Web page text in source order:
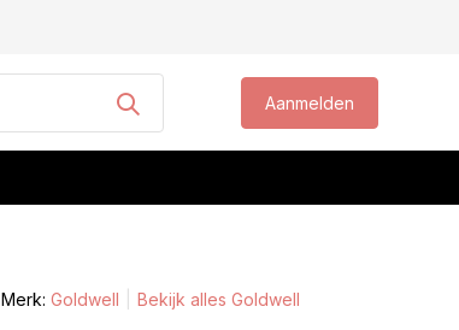
Aanmelden
Merk: Goldwell Bekijk alles Goldwell